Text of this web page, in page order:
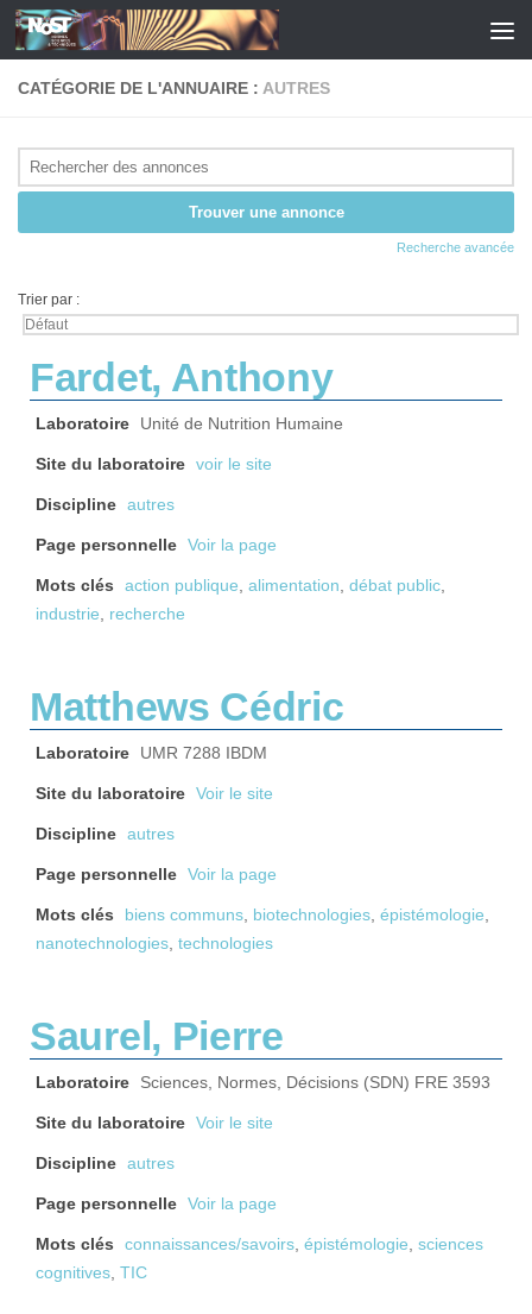
Skip to content
CATÉGORIE DE L'ANNUAIRE : AUTRES
Recherche avancée
Trier par :
Fardet, Anthony
Laboratoire Unité de Nutrition Humaine
Site du laboratoire voir le site
Discipline autres
Page personnelle Voir la page
Mots clés action publique, alimentation, débat public,
industrie, recherche
Matthews Cédric
Laboratoire UMR 7288 IBDM
Site du laboratoire Voir le site
Discipline autres
Page personnelle Voir la page
Mots clés biens communs, biotechnologies, épistémologie,
nanotechnologies, technologies
Saurel, Pierre
Laboratoire Sciences, Normes, Décisions (SDN) FRE 3593
Site du laboratoire Voir le site
Discipline autres
Page personnelle Voir la page
Mots clés connaissances/savoirs, épistémologie, sciences
cognitives, TIC